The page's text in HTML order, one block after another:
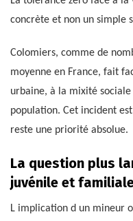
concrète et non un simple
Colomiers, comme de
moyenne en France, fait
urbaine, à la mixité
population. Cet incident
reste une priorité absolue.
La question plus
juvénile et
L implication d un mineur